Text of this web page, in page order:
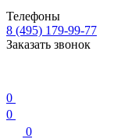
Телефоны
8 (495) 179-99-77
Заказать звонок
0
0
0